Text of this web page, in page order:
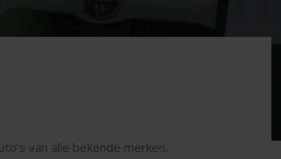
van alle bekende merken.